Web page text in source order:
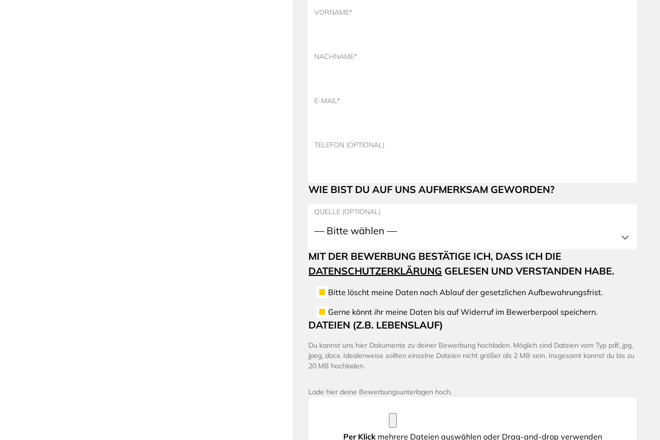
VORNAME*
NACHNAME*
E-MAIL*
TELEFON (OPTIONAL)
WIE BIST DU AUF UNS AUFMERKSAM GEWORDEN?
QUELLE (OPTIONAL)
MIT DER BEWERBUNG BESTÄTIGE ICH, DASS ICH DIE
DATENSCHUTZERKLÄRUNG GELESEN UND VERSTANDEN HABE.
Bitte löscht meine Daten nach Ablauf der gesetzlichen Aufbewahrungsfrist.
Gerne könnt ihr meine Daten bis auf Widerruf im Bewerberpool speichern.
DATEIEN (Z.B. LEBENSLAUF)
Du kannst uns hier Dokumente zu deiner Bewerbung hochladen. Möglich sind Dateien vom Typ pdf, jpg,
jpeg, docx. Idealerweise sollten einzelne Dateien nicht größer als 2 MB sein. Insgesamt kannst du bis zu
20 MB hochladen.
Lade hier deine Bewerbungsunterlagen hoch.
Per Klickmehrere Dateien auswählen oder Drag-and-drop verwenden